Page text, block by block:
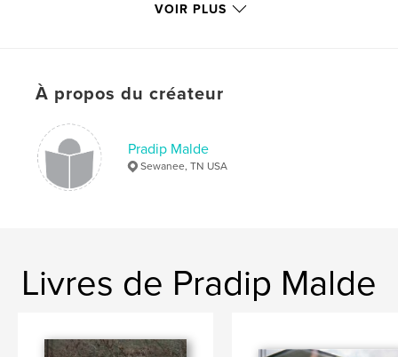
Format paysage, 25×20 cm
Langue
Mots-clés
Italy ,
VOIR PLUS
À propos du créateur
Pradip Malde
Sewanee, TN USA
Livres de Pradip Malde